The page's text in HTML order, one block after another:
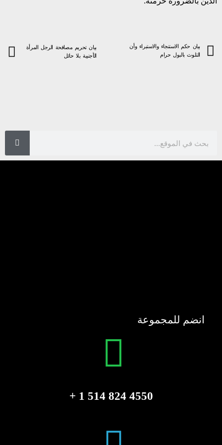
بيان حكم الاستنجاء والاستبراء وأن
التلوث بالبول حرام
بيان تحريم مصافحة الرجل المرأة
الأجنبية بلا حائل
انضم للمجموعة
4550 824 514 1 +